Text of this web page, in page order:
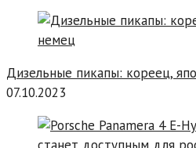
Дизельные пикапы: кореец,
07.10.2023